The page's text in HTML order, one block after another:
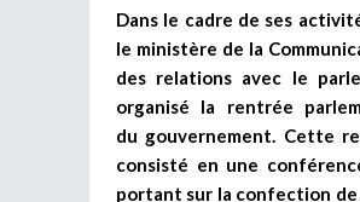
Dans le cadre de ses
le ministère de la
des relations avec le
organisé la rentrée
du gouvernement. Cette
consisté en une
portant sur la confection de